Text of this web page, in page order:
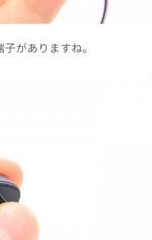
がありますね。